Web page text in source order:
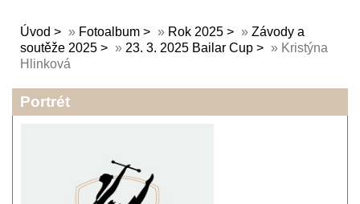
Úvod » Fotoalbum » Rok 2025 » Závody a
soutěže 2025
» 23. 3. 2025 Bailar Cup » Kristýna
Hlinková
Portrét